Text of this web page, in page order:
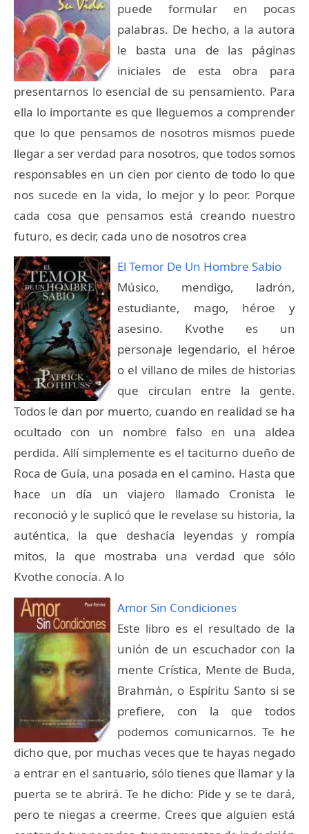
puede formular en pocas
palabras. De hecho, a la autora
le basta una de las páginas
iniciales de esta obra para
presentarnos lo esencial de su pensamiento. Para
ella lo importante es que lleguemos a comprender
que lo que pensamos de nosotros mismos puede
llegar a ser verdad para nosotros, que todos somos
responsables en un cien por ciento de todo lo que
nos sucede en la vida, lo mejor y lo peor. Porque
cada cosa que pensamos está creando nuestro
futuro, es decir, cada uno de nosotros crea
El Temor De Un Hombre Sabio
Músico, mendigo, ladrón,
estudiante, mago, héroe y
asesino. Kvothe es un
personaje legendario, el héroe
o el villano de miles de historias
que circulan entre la gente.
Todos le dan por muerto, cuando en realidad se ha
ocultado con un nombre falso en una aldea
perdida. Allí simplemente es el taciturno dueño de
Roca de Guía, una posada en el camino. Hasta que
hace un día un viajero llamado Cronista le
reconoció y le suplicó que le revelase su historia, la
auténtica, la que deshacía leyendas y rompía
mitos, la que mostraba una verdad que sólo
Kvothe conocía. A lo
Amor Sin Condiciones
Este libro es el resultado de la
unión de un escuchador con la
mente Crística, Mente de Buda,
Brahmán, o Espíritu Santo si se
prefiere, con la que todos
podemos comunicarnos. Te he
dicho que, por muchas veces que te hayas negado
a entrar en el santuario, sólo tienes que llamar y la
puerta se te abrirá. Te he dicho: Pide y se te dará,
pero te niegas a creerme. Crees que alguien está